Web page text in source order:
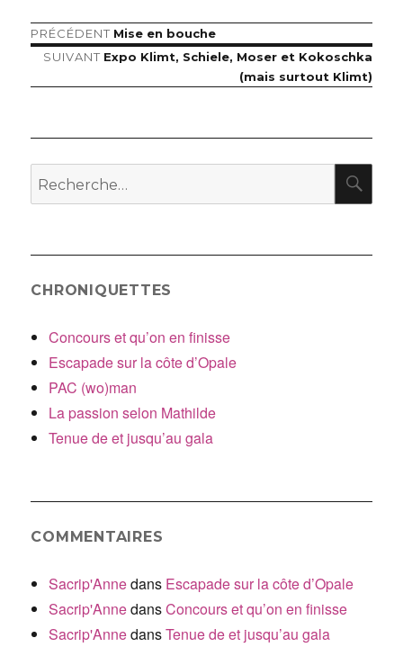
Navigation
PRÉCÉDENT Article
précédent :
Mise en bouche
SUIVANT Article
Expo Klimt, Schiele, Moser et Kokoschka
(mais surtout Klimt)
Recherche
pour
CHRONIQUETTES
Concours et qu’on en finisse
Escapade sur la côte d’Opale
PAC (wo)man
La passion selon Mathilde
Tenue de et jusqu’au gala
COMMENTAIRES
Sacrip'Annedans Escapade sur la côte d’Opale
Sacrip'AnnedansConcours et qu’on en finisse
Sacrip'AnnedansTenue de et jusqu’au gala